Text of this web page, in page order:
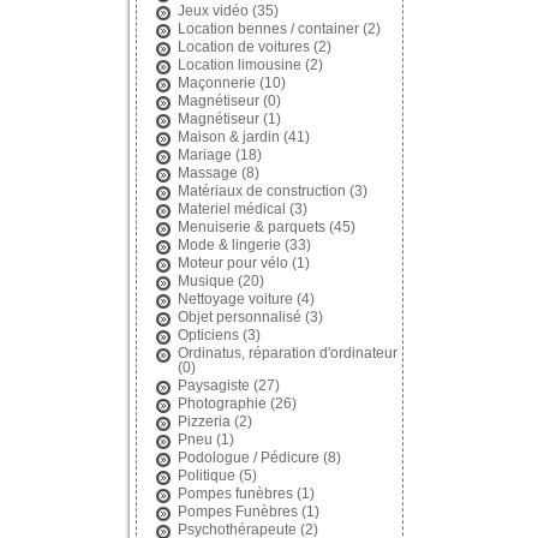
Jeux vidéo (35)
Location bennes / container(2)
Location de voitures(2)
Location limousine (2)
Maçonnerie (10)
Magnétiseur(0)
Magnétiseur(1)
Maison & jardin (41)
Mariage (18)
Massage (8)
Matériaux de construction (3)
Materiel médical (3)
Menuiserie & parquets(45)
Mode & lingerie (33)
Moteur pour vélo (1)
Musique (20)
Nettoyage voiture (4)
Objet personnalisé (3)
Opticiens(3)
Ordinatus, réparation d'ordinateur
(0)
Paysagiste (27)
Photographie (26)
Pizzeria (2)
Pneu (1)
Podologue / Pédicure (8)
Politique (5)
Pompes funèbres(1)
Pompes Funèbres(1)
Psychothérapeute (2)